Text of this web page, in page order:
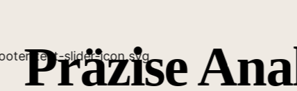
Chemotechniker*innen